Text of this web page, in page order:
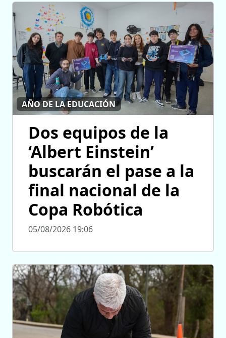
AÑO DE LA EDUCACIÓN
Dos equipos de la
‘Albert Einstein’
buscarán el pase a la
final nacional de la
Copa Robótica
05/08/2026 19:06